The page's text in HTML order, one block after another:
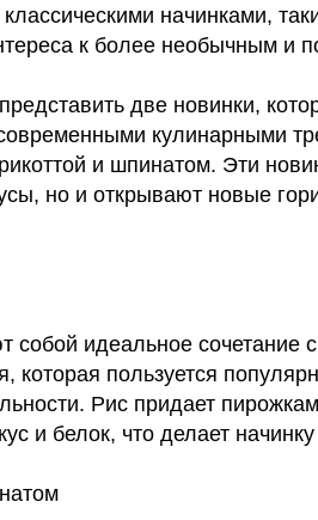
начинками,
к более необычным и
две новинки,
кулинарными
и шпинатом. Эти
но и открывают новые
собой идеальное сочетание
которая пользуется
Рис придает
и белок, что делает